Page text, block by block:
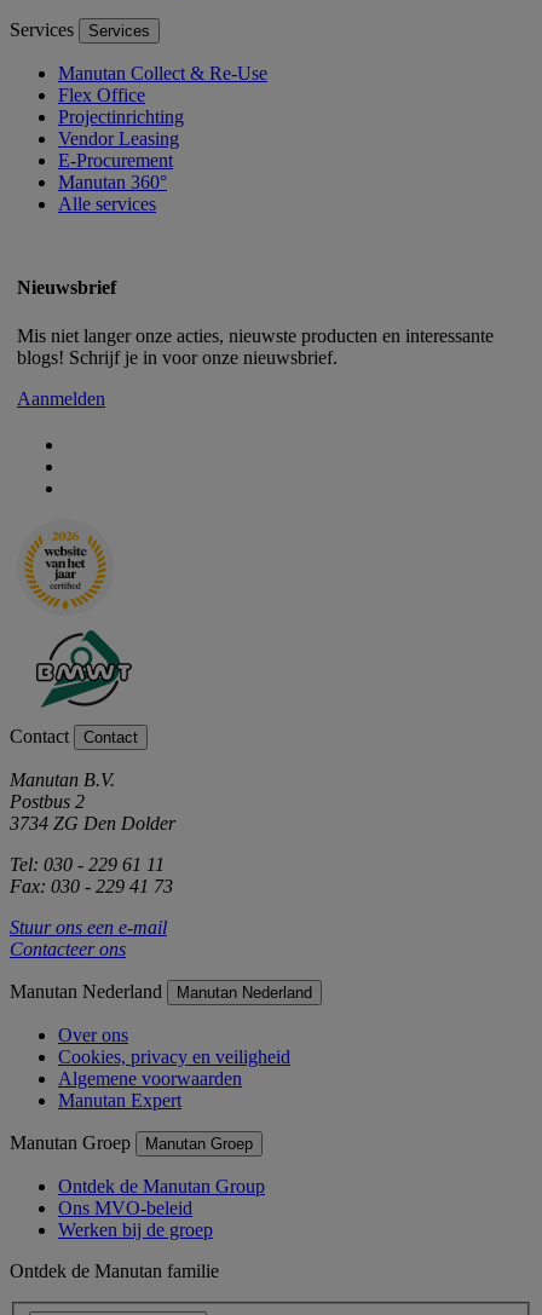
Services Services
Manutan Collect & Re-Use
Flex Office
Projectinrichting
Vendor Leasing
E-Procurement
Manutan 360°
Alle services
Nieuwsbrief
Mis niet langer onze acties, nieuwste producten en interessante
blogs! Schrijf je in voor onze nieuwsbrief.
Aanmelden
Contact Contact
Manutan B.V.
Postbus 2
3734 ZG Den Dolder
Tel: 030 - 229 61 11
Fax: 030 - 229 41 73
Stuur ons een e-mail
Contacteer ons
Manutan Nederland Manutan Nederland
Over ons
Cookies, privacy en veiligheid
Algemene voorwaarden
Manutan Expert
Manutan Groep Manutan Groep
Ontdek de Manutan Group
Ons MVO-beleid
Werken bij de groep
Ontdek de Manutan familie